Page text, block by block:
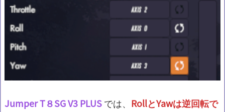
Jumper T８SG V3 PLUSでは、 RollとYawは逆回転で